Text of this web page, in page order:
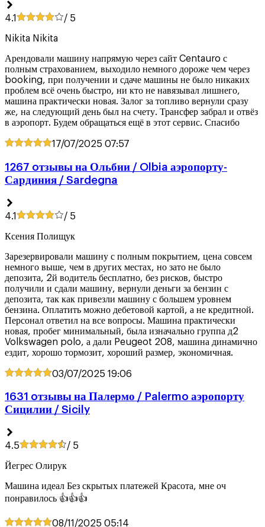
4.1 / 5
Nikita Nikita
Арендовали машину напрямую через сайт Centauro с
полным страхованием, выходило немного дороже чем через
booking, при получении и сдаче машины не было никаких
проблем всё очень быстро, ни кто не навязывал лишнего,
машина практически новая. Залог за топливо вернули сразу
же, на следующий день был на счету. Трансфер забрал и отвёз
в аэропорт. Будем обращаться ещё в этот сервис. Спасибо
17/07/2025 07:57
1267 oтзывы на Ольбии / Olbia аэропорту-
Сардиния / Sardegna
4.1 / 5
Ксения Полищук
Зарезервировали машину с полным покрытием, цена совсем
немного выше, чем в других местах, но зато не было
депозита, 2й водитель бесплатно, без рисков, быстро
получили и сдали машину, вернули деньги за бензин с
депозита, так как привезли машину с большем уровнем
бензина. Оплатить можно дебетовой картой, а не кредитной.
Персонал ответил на все вопросы. Машина практически
новая, пробег минимальный, была изначально группа д2
Volkswagen polo, а дали Peugeot 208, машина динамично
ездит, хорошо тормозит, хороший размер, экономичная.
03/07/2025 19:06
1631 oтзывы на Палермо / Palermo аэропорту
Сицилии / Sicily
4.5 / 5
Йегрес Олирук
Машина идеал Без скрытых платежей Красота, мне оч
понравилось 👍👍👍
08/11/2025 05:14